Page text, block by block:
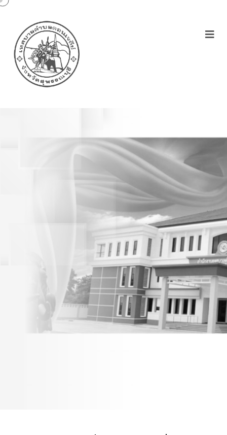
กิจกรรมรักษ์สิ่ง
แวดล้อม(หนึ่งในนโยบาย
สำคัญของทางเทศบาล )ร่วม
ปลูกต้นไม้เพิ่มพื้นที่สีเขียว
ตามโครงการองค์กรปกครอง
ส่วนท้องถิ่นรวมพลังลดโลก
ร้อน